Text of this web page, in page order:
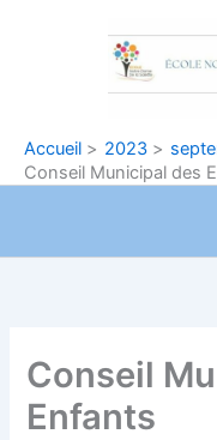
Accueil 2023
Conseil Municipal des
Conseil
Enfants